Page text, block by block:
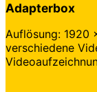
Adapterbox
Auflösung: 1920
verschiedene